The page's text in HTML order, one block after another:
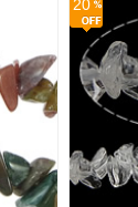
20